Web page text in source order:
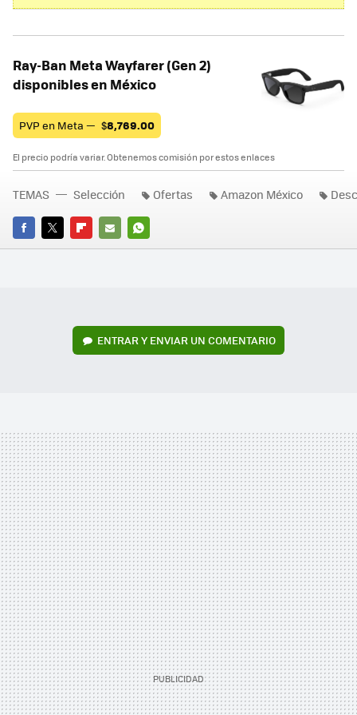
Ray-Ban Meta Wayfarer (Gen 2)
disponibles en México
PVP en Meta — $8,769.00
El precio podría variar. Obtenemos comisión por estos enlaces
FACEBOOK
TWITTERFLIPBOARD
E-
WHATSAPP
TEMAS Selección Ofertas Amazon México
ENTRAR Y ENVIAR UN COMENTARIO